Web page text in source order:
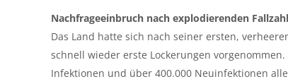
Nachfrageeinbruch nach explodierenden
Das Land hatte sich nach seiner ersten,
schnell wieder erste Lockerungen
Infektionen und über 400.000 Neuinfektionen